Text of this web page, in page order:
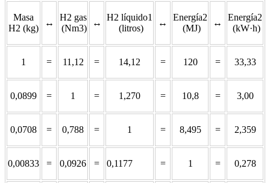
Masa
H2 (kg)
↔
H2 gas
(Nm3)
↔
H2 líquido1
(litros)
↔
Energía2
(MJ)
↔
Energía2
(kW·h)
1 = 11,12 = 14,12 = 120 = 33,33
0,0899 = 1 = 1,270 = 10,8 = 3,00
0,0708 = 0,788 = 1 = 8,495 = 2,359
0,00833 = 0,0926 = 0,1177 = 1 = 0,278